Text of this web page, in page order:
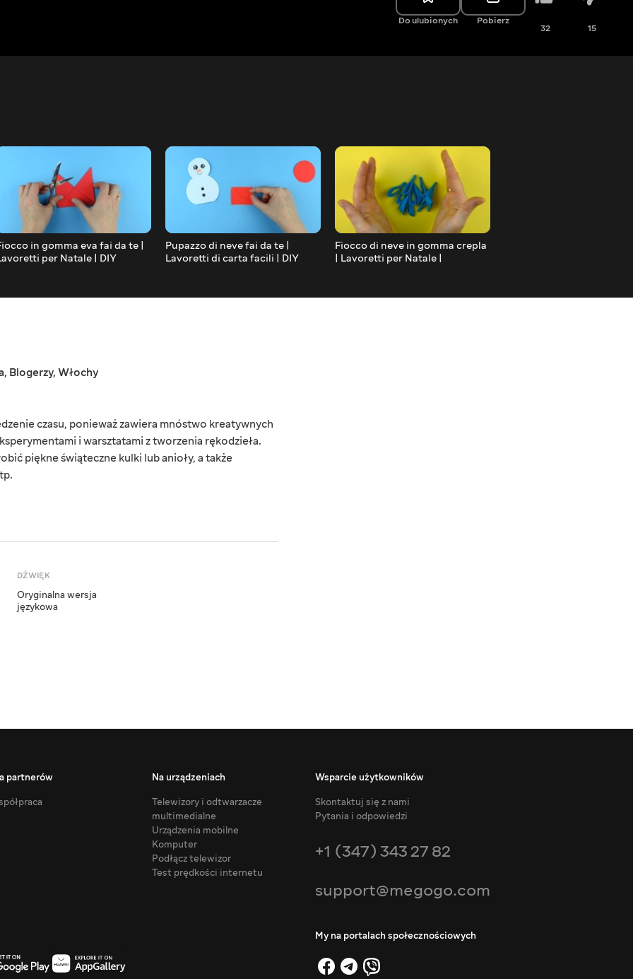
Do ulubionych Pobierz
32 15
in gomma eva fai da te |
per Natale | DIY
Pupazzo di neve fai da te |
Lavoretti di carta facili | DIY
Fiocco di neve in gomma crepla
| Lavoretti per Natale |
, Blogerzy, Włochy
czasu, ponieważ zawiera mnóstwo kreatywnych
i warsztatami z tworzenia rękodzieła.
piękne świąteczne kulki lub anioły, a także
DŹWIĘK
Oryginalna wersja
językowa
partnerów
Na urządzeniach
Telewizory i odtwarzacze
multimedialne
Urządzenia mobilne
Komputer
Podłącz telewizor
Test prędkości internetu
Wsparcie użytkowników
Skontaktuj się z nami
Pytania i odpowiedzi
+1 (347) 343 27 82
support@megogo.com
My na portalach społecznościowych